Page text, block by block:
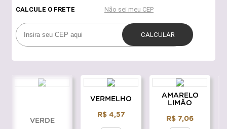
VERDE
VERMELHO
R$ 4,57
AMARELO
LIMÃO
R$ 7,06